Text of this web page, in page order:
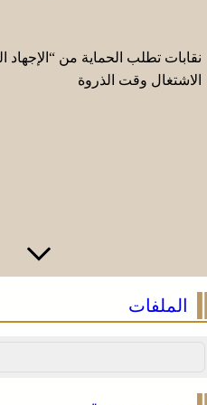
نقابات تطلب الحماية من “الإجهاد
الاشتغال وقت الذروة
الملفات